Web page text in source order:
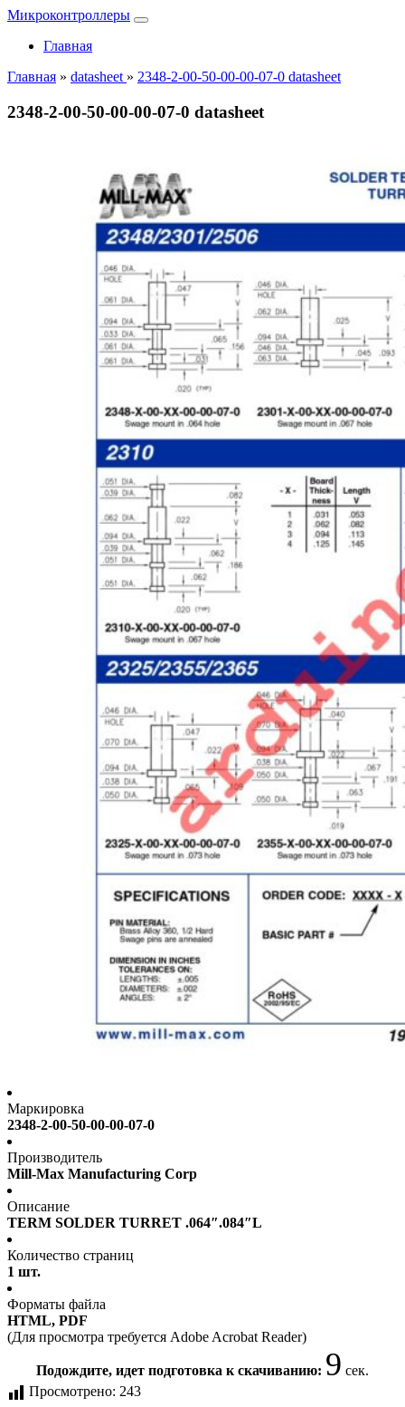
Микроконтроллеры
Главная
Главная » datasheet » 2348-2-00-50-00-00-07-0 datasheet
2348-2-00-50-00-00-07-0 datasheet
Маркировка
2348-2-00-50-00-00-07-0
Производитель
Mill-Max Manufacturing Corp
Описание
TERM SOLDER TURRET .064″.084″L
Количество страниц
1 шт.
Форматы файла
HTML, PDF
(Для просмотра требуется Adobe Acrobat Reader)
Подождите, идет подготовка к скачиванию: 9 сек.
Просмотрено: 243